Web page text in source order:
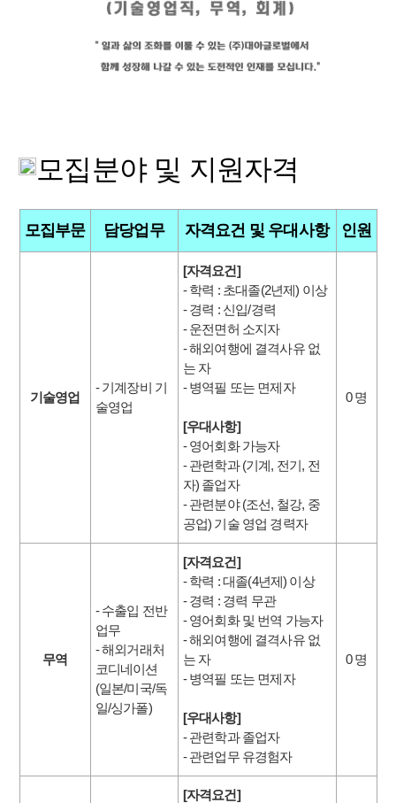
모집분야 및 지원자격
모집부문 담당업무 자격요건 및 우대사항 인원
기술영업
- 기계장비 기
술영업
[자격요건]
- 학력 : 초대졸(2년제) 이상
- 경력 : 신입/경력
- 운전면허 소지자
- 해외여행에 결격사유 없
는 자
- 병역필 또는 면제자
[우대사항]
- 영어회화 가능자
- 관련학과 (기계, 전기, 전
자) 졸업자
- 관련분야 (조선, 철강, 중
공업) 기술 영업 경력자
0 명
무역
- 수출입 전반
업무
- 해외거래처
코디네이션
(일본/미국/독
일/싱가폴)
[자격요건]
- 학력 : 대졸(4년제) 이상
- 경력 : 경력 무관
- 영어회화 및 번역 가능자
- 해외여행에 결격사유 없
는 자
- 병역필 또는 면제자
[우대사항]
- 관련학과 졸업자
- 관련업무 유경험자
0 명
[자격요건]